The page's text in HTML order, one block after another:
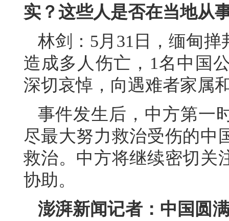
实？这些人是否在当地从
林剑：5月31日，缅甸
造成多人伤亡，1名中国
深切哀悼，向遇难者家属
事件发生后，中方第一
尽最大努力救治受伤的中
救治。中方将继续密切关
协助。
澎湃新闻记者：中国圆